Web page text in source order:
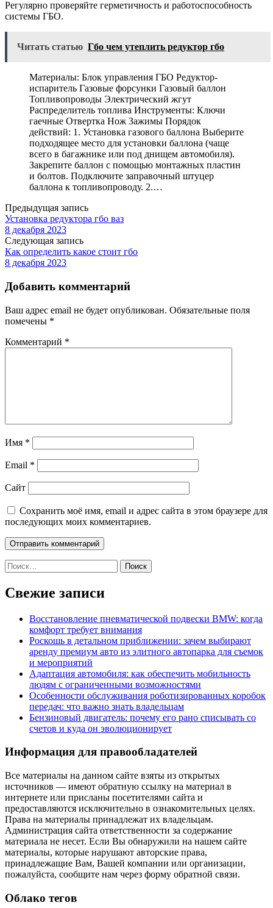
Регулярно проверяйте герметичность и работоспособность
системы ГБО.
Читать статью Гбо чем утеплить редуктор гбо
Материалы: Блок управления ГБО Редуктор-
испаритель Газовые форсунки Газовый баллон
Топливопроводы Электрический жгут
Распределитель топлива Инструменты: Ключи
гаечные Отвертка Нож Зажимы Порядок
действий: 1. Установка газового баллона Выберите
подходящее место для установки баллона (чаще
всего в багажнике или под днищем автомобиля).
Закрепите баллон с помощью монтажных пластин
и болтов. Подключите заправочный штуцер
баллона к топливопроводу. 2.…
Предыдущая запись
Установка редуктора гбо ваз
8 декабря 2023
Следующая запись
Как определить какое стоит гбо
8 декабря 2023
Добавить комментарий
Ваш адрес email не будет опубликован. Обязательные поля
помечены *
Комментарий *
Имя *
Email *
Сайт
Сохранить моё имя, email и адрес сайта в этом браузере для
последующих моих комментариев.
Найти:
Свежие записи
Восстановление пневматической подвески BMW: когда
комфорт требует внимания
Роскошь в детальном приближении: зачем выбирают
аренду премиум авто из элитного автопарка для съемок
и мероприятий
Адаптация автомобиля: как обеспечить мобильность
людям с ограниченными возможностями
Особенности обслуживания роботизированных коробок
передач: что важно знать владельцам
Бензиновый двигатель: почему его рано списывать со
счетов и куда он эволюционирует
Информация для правообладателей
Все материалы на данном сайте взяты из открытых
источников — имеют обратную ссылку на материал в
интернете или присланы посетителями сайта и
предоставляются исключительно в ознакомительных целях.
Права на материалы принадлежат их владельцам.
Администрация сайта ответственности за содержание
материала не несет. Если Вы обнаружили на нашем сайте
материалы, которые нарушают авторские права,
принадлежащие Вам, Вашей компании или организации,
пожалуйста, сообщите нам через форму обратной связи.
Облако тегов